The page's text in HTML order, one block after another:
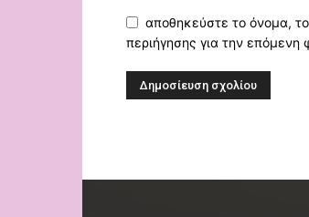
αποθηκεύστε το όνομα,
περιήγησης για την